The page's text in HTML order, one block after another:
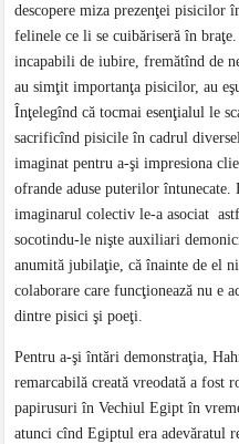
descopere miza prezenţei pisicilor
felinele ce li se cuibăriseră în
incapabili de iubire, fremătînd de
au simţit importanţa pisicilor, au
Înţelegînd că tocmai esenţialul le
sacrificînd pisicile în cadrul
imaginat pentru a-şi impresiona
ofrande aduse puterilor
imaginarul colectiv le-a asociat
socotindu-le nişte auxiliari
anumită jubilaţie, că înainte de el
colaborare care funcţionează nu e
dintre pisici şi poeţi.
Pentru a-şi întări demonstraţia,
remarcabilă creată vreodată a fost
papirusuri în Vechiul Egipt în
atunci cînd Egiptul era adevăratul